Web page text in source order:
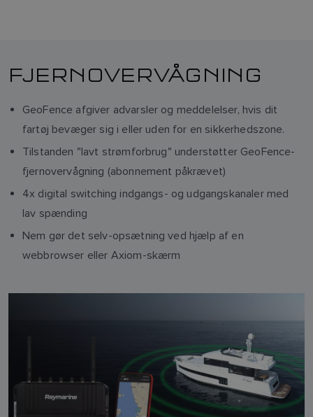
FJERNOVERVÅGNING
GeoFence afgiver advarsler og meddelelser, hvis dit
fartøj bevæger sig i eller uden for en sikkerhedszone.
Tilstanden "lavt strømforbrug" understøtter GeoFence-
fjernovervågning (abonnement påkrævet)
4x digital switching indgangs- og udgangskanaler med
lav spænding
Nem gør det selv-opsætning ved hjælp af en
webbrowser eller Axiom-skærm